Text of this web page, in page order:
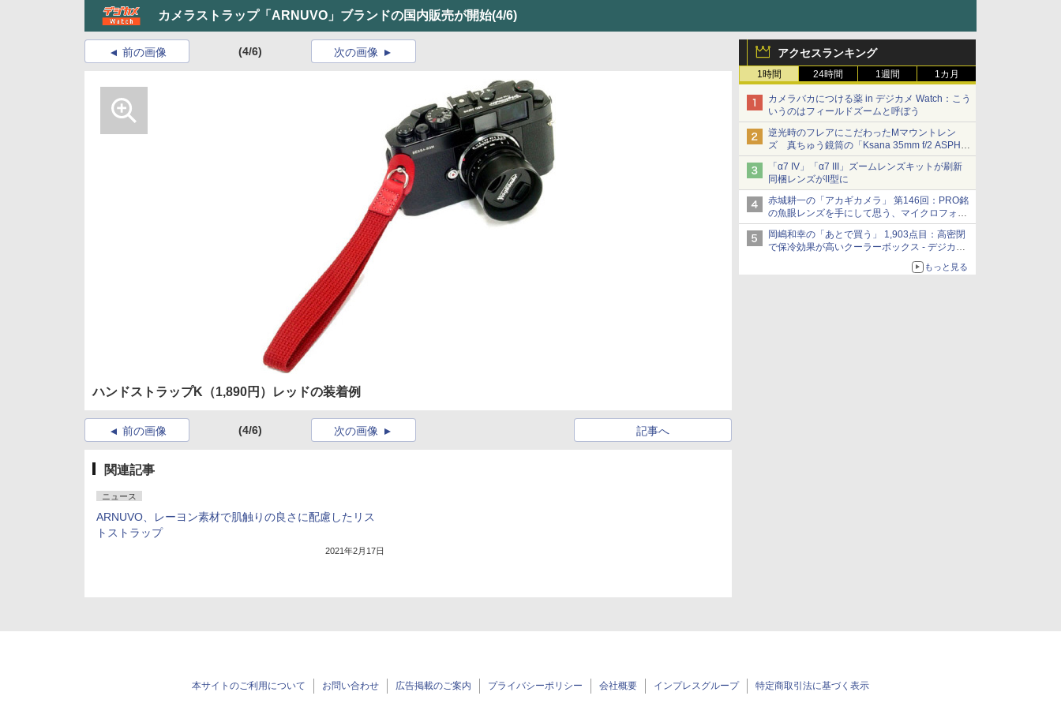
カメラストラップ「ARNUVO」ブランドの国内販売が開始(4/6)
アクセスランキング
1時間 24時間 1週間 1カ月
カメラバカにつける薬 in デジカメ Watch：こう
いうのはフィールドズームと呼ぼう
逆光時のフレアにこだわったMマウントレン
ズ 真ちゅう鏡筒の「Ksana 35mm f/2 ASPH.
シルバークローム」
「α7 IV」「α7 III」ズームレンズキットが刷新
同梱レンズがII型に
赤城耕一の「アカギカメラ」 第146回：PRO銘
の魚眼レンズを手にして思う、マイクロフォー
サーズへの期待と可能性
岡嶋和幸の「あとで買う」 1,903点目：高密閉
で保冷効果が高いクーラーボックス - デジカメ
もっと見る
前の画像 (4/6) 次の画像
ハンドストラップK（1,890円）レッドの装着例
前の画像 (4/6) 記事へ
次の画像
関連記事
ニュース
ARNUVO、レーヨン素材で肌触りの良さに配慮したリス
トストラップ
2021年2月17日
本サイトのご利用について お問い合わせ 広告掲載のご案内 プライバシーポリシー 会社概要 インプレスグループ 特定商取引法に基づく表示